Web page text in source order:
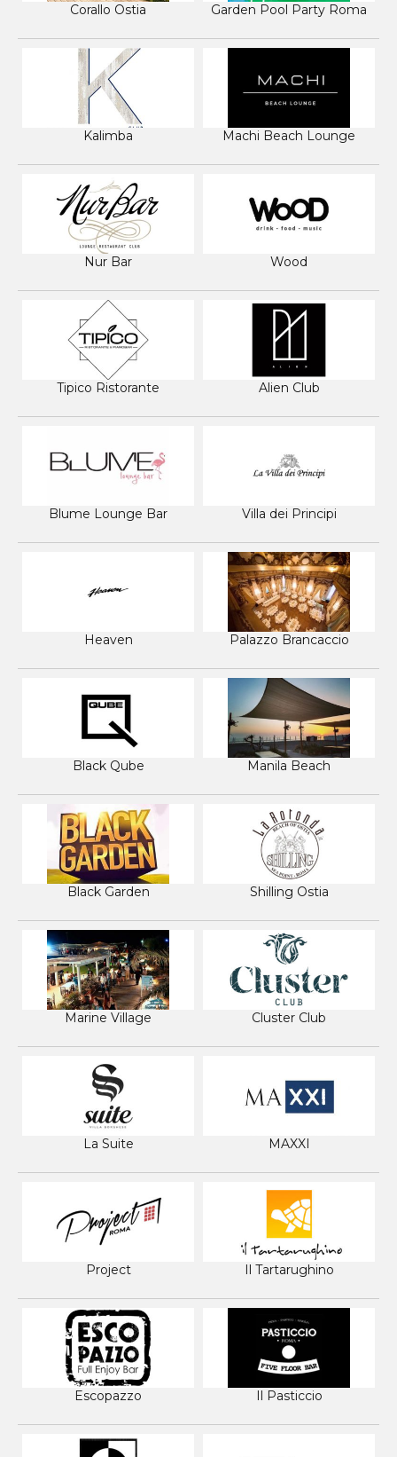
Corallo Ostia Garden Pool Party Roma
Kalimba Machi Beach Lounge
Nur Bar Wood
Tipico Ristorante Alien Club
Blume Lounge Bar Villa dei Principi
Heaven Palazzo Brancaccio
Black Qube Manila Beach
Black Garden Shilling Ostia
Marine Village Cluster Club
La Suite MAXXI
Project Il Tartarughino
Escopazzo Il Pasticcio